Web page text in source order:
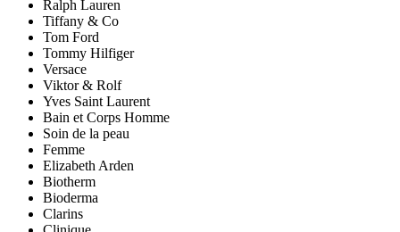
Ralph Lauren
Tiffany & Co
Tom Ford
Tommy Hilfiger
Versace
Viktor & Rolf
Yves Saint Laurent
Bain et Corps Homme
Soin de la peau
Femme
Elizabeth Arden
Biotherm
Bioderma
Clarins